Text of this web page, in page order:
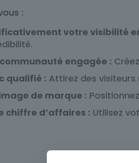
:
votre visibilité
engagée :
qualifié : Attirez des
de marque :
chiffre d’affaires : Utilisez